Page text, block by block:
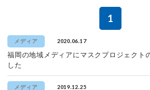
1
メディア 2020.06.17
福岡の地域メディアにマスクプロジェクト
した
メディア 2019.12.25